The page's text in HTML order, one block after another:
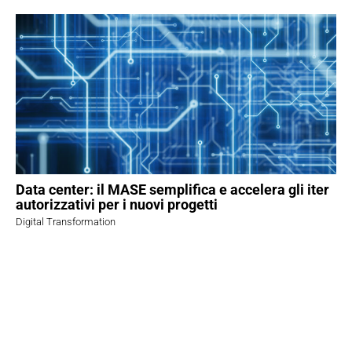
Data center: il MASE semplifica e accelera gli iter
autorizzativi per i nuovi progetti
Digital Transformation